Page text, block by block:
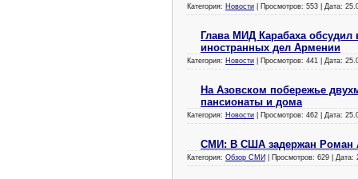
Категория: Новости | Просмотров: 553 | Дата:
Глава МИД Карабаха
иностранных дел Армении
Категория: Новости | Просмотров: 441 | Дата:
На Азовском побережье
пансионаты и дома
Категория: Новости | Просмотров: 462 | Дата:
СМИ: В США задержан Роман
Категория: Обзор СМИ | Просмотров: 629 | Дата: